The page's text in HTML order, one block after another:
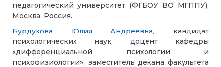
педагогический университет (ФГБОУ ВО МГППУ),
Москва, Россия.
Бурдукова Юлия Андреевна, кандидат
психологических наук, доцент кафедры
«дифференциальной психологии и
психофизиологии», заместитель декана факультета